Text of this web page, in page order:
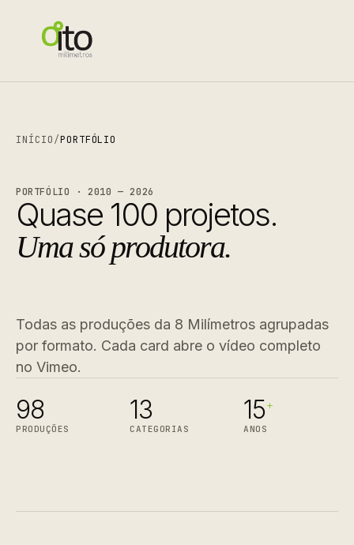
INÍCIO/PORTFÓLIO
PORTFÓLIO · 2010 — 2026
Quase 100 projetos.
Uma só produtora.
Todas as produções da 8 Milímetros agrupadas
por formato. Cada card abre o vídeo completo
no Vimeo.
98
PRODUÇÕES
13
CATEGORIAS
15+
ANOS